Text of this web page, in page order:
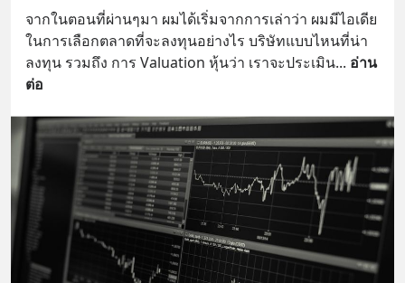
จากในตอนที่ผ่านๆมา ผมได้เริ่มจากการเล่าว่า ผมมีไอเดีย
ในการเลือกตลาดที่จะลงทุนอย่างไร บริษัทแบบไหนที่น่า
ลงทุน รวมถึง การ Valuation หุ้นว่า เราจะประเมิน... อ่าน
ต่อ